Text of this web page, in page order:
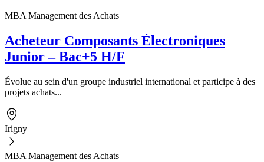
MBA Management des Achats
Acheteur Composants Électroniques
Junior – Bac+5 H/F
Évolue au sein d'un groupe industriel international et participe à des
projets achats...
Irigny
MBA Management des Achats